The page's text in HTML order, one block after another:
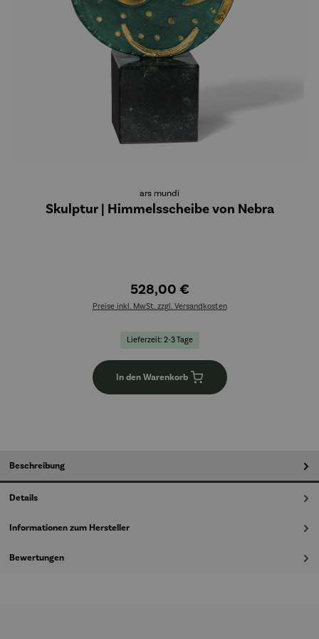
ars mundi
Skulptur | Himmelsscheibe von Nebra
528,00 €
Preise inkl. MwSt. zzgl. Versandkosten
Lieferzeit: 2-3 Tage
In den Warenkorb
Beschreibung
Details
Informationen zum Hersteller
Bewertungen